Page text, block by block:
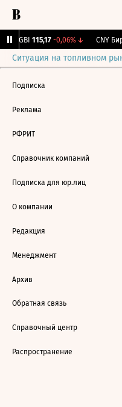
RGBI 115,17 -0,06%↓ CNY
Ситуация на топливном
Подписка
Реклама
РФРИТ
Справочник компаний
Подписка для юр.лиц
О компании
Редакция
Менеджмент
Архив
Обратная связь
Справочный центр
Распространение